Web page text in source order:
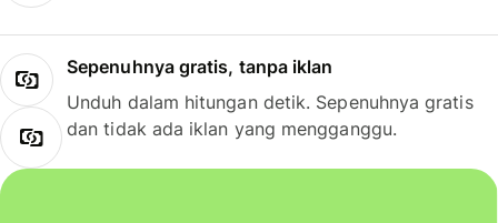
Sepenuhnya gratis, tanpa iklan
Unduh dalam hitungan detik. Sepenuhnya gratis
dan tidak ada iklan yang mengganggu.